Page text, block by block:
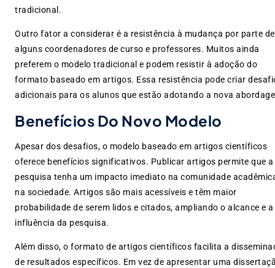
tradicional.
Outro fator a considerar é a resistência à mudança por parte de
alguns coordenadores de curso e professores. Muitos ainda
preferem o modelo tradicional e podem resistir à adoção do
formato baseado em artigos. Essa resistência pode criar
adicionais para os alunos que estão adotando a nova
Benefícios Do Novo Modelo
Apesar dos desafios, o modelo baseado em artigos científicos
oferece benefícios significativos. Publicar artigos permite que a
pesquisa tenha um impacto imediato na comunidade
na sociedade. Artigos são mais acessíveis e têm maior
probabilidade de serem lidos e citados, ampliando o alcance e a
influência da pesquisa.
Além disso, o formato de artigos científicos facilita a
de resultados específicos. Em vez de apresentar uma